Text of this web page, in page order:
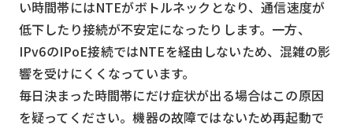
い時間帯にはNTEがボトルネックとなり、通信速度が
低下したり接続が不安定になったりします。一方、
IPv6のIPoE接続ではNTEを経由しないため、混雑の影
響を受けにくくなっています。
毎日決まった時間帯にだけ症状が出る場合はこの原因
を疑ってください。機器の故障ではないため再起動で